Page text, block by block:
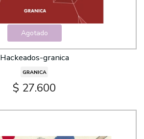
Agotado
Hackeados-granica
GRANICA
$ 27.600